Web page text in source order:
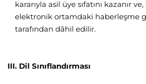
kararıyla asil üye sıfatını kazanır
elektronik ortamdaki haberleşme
tarafından dâhil edilir.
III. Dil Sınıflandırması